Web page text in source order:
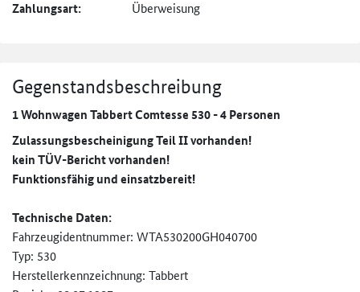
Zahlungsart: Überweisung
Gegenstandsbeschreibung
1 Wohnwagen Tabbert Comtesse 530 - 4 Personen
Zulassungsbescheinigung Teil II vorhanden!
kein TÜV-Bericht vorhanden!
Funktionsfähig und einsatzbereit!
Technische Daten:
Fahrzeugidentnummer: WTA530200GH040700
Typ: 530
Herstellerkennzeichnung: Tabbert